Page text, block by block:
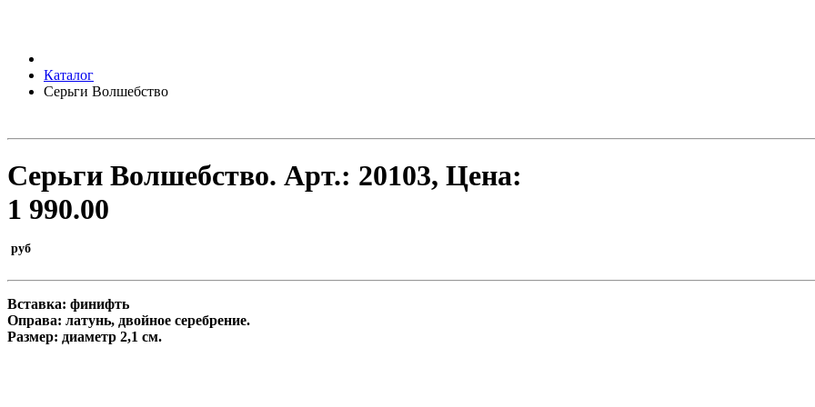
Каталог
Серьги Волшебство
Серьги Волшебство. Арт.: 20103, Цена:
1 990.00
руб
Вставка: финифть
Оправа: латунь, двойное серебрение.
Размер: диаметр 2,1 см.